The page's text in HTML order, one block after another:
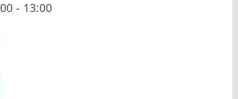
- 13:00